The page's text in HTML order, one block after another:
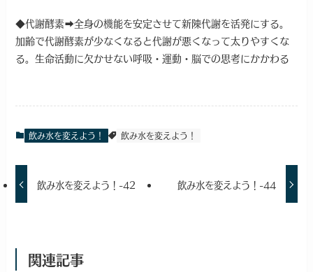
◆代謝酵素➡全身の機能を安定させて新陳代謝を活発にする。
加齢で代謝酵素が少なくなると代謝が悪くなって太りやすくな
る。生命活動に欠かせない呼吸・運動・脳での思考にかかわる
飲み水を変えよう！ 飲み水を変えよう！
飲み水を変えよう！-42 飲み水を変えよう！-44
関連記事